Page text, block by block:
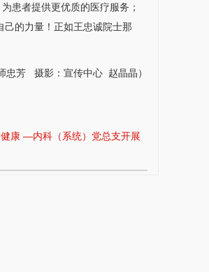
患者提供更优质的医疗服务；
的力量！正如王忠诚院士那
忠芳 摄影： 宣传中心 赵晶晶）
康 —内科（系统）党总支开展